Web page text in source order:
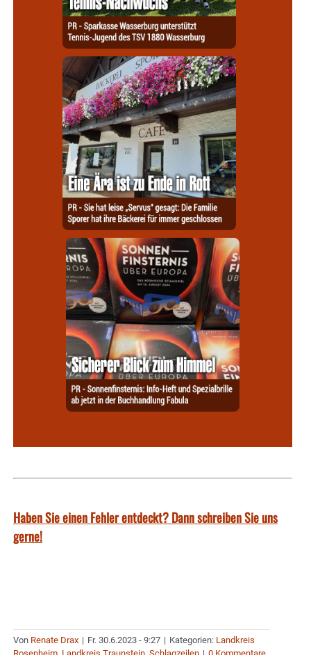
Haben Sie einen Fehler entdeckt? Dann schreiben Sie uns
gerne!
Von Renate Drax | Fr. 30.6.2023 - 9:27 | Kategorien: Landkreis